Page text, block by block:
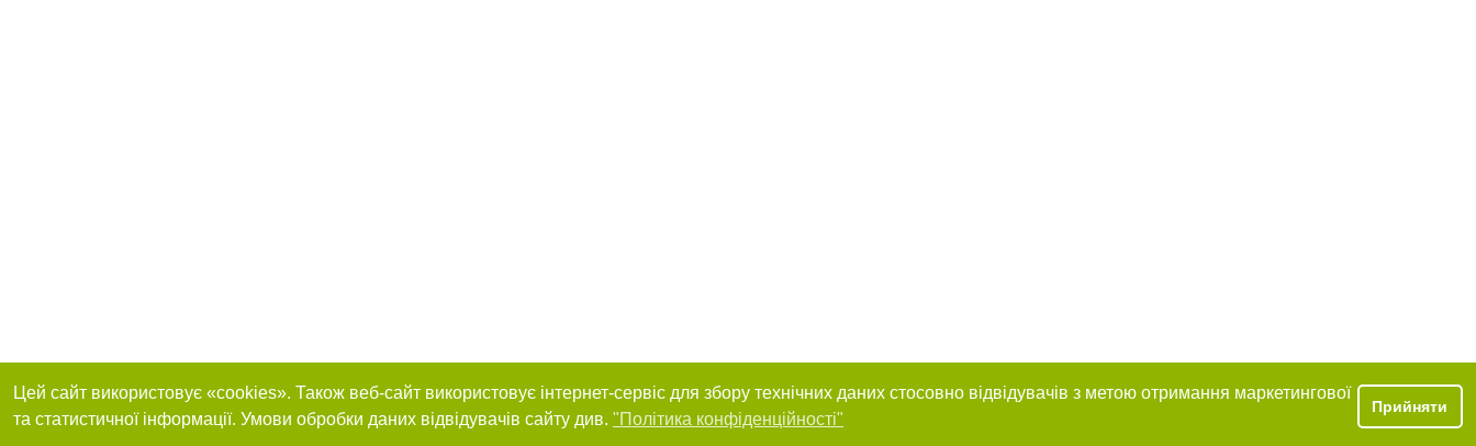
Цей сайт використовує «cookies». Також веб-сайт використовує інтернет-сервіс для збору технічних даних стосовно відвідувачів з метою отримання маркетингової
та статистичної інформації. Умови обробки даних відвідувачів сайту див. "Політика конфіденційності"
Прийняти